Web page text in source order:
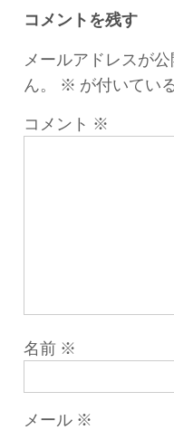
ョ
コメントを残す
メールアドレスが
ん。
※ が付いてい
コメント ※
名前 ※
メール ※